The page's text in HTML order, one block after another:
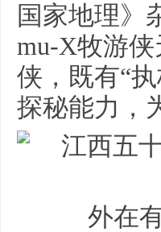
国家地理》
mu-X牧游
侠，既有“
探秘能力，
外在有